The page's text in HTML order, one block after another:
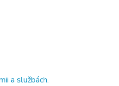
a službách.